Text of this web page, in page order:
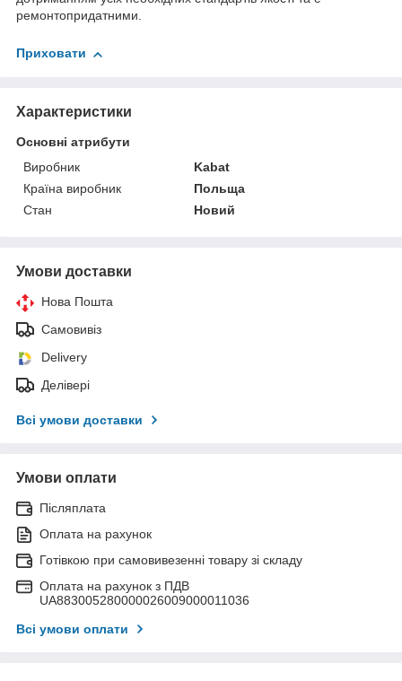
ремонтопридатними.
Приховати
Характеристики
Основні атрибути
Виробник
Kabat
Країна виробник
Польща
Стан
Новий
Умови доставки
Нова Пошта
Самовивіз
Delivery
Делівері
Всі умови доставки
Умови оплати
Післяплата
Оплата на рахунок
Готівкою при самовивезенні товару зі складу
Оплата на рахунок з ПДВ
UA883005280000026009000011036
Всі умови оплати